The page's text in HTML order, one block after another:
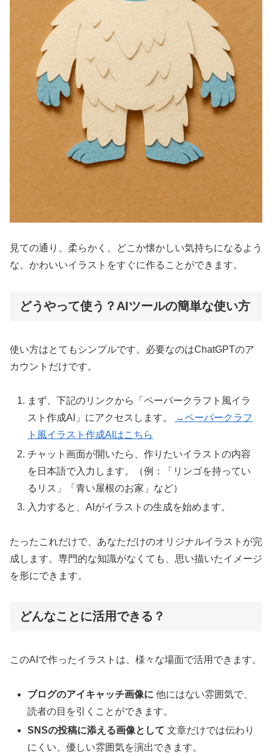
見ての通り、柔らかく、どこか懐かしい気持ちになるよう
な、かわいいイラストをすぐに作ることができます。
どうやって使う？AIツールの簡単な使い方
使い方はとてもシンプルです。必要なのはChatGPTのア
カウントだけです。
まず、下記のリンクから「ペーパークラフト風イラ
スト作成AI」にアクセスします。
→ペーパークラフ
ト風イラスト作成AIはこちら
チャット画面が開いたら、作りたいイラストの内容
を日本語で入力します。（例：「リンゴを持ってい
るリス」「青い屋根のお家」など）
入力すると、AIがイラストの生成を始めます。
たったこれだけで、あなただけのオリジナルイラストが完
成します。専門的な知識がなくても、思い描いたイメージ
を形にできます。
どんなことに活用できる？
このAIで作ったイラストは、様々な場面で活用できます。
ブログのアイキャッチ画像に 他にはない雰囲気で、
読者の目を引くことができます。
SNSの投稿に添える画像として 文章だけでは伝わり
にくい、優しい雰囲気を演出できます。